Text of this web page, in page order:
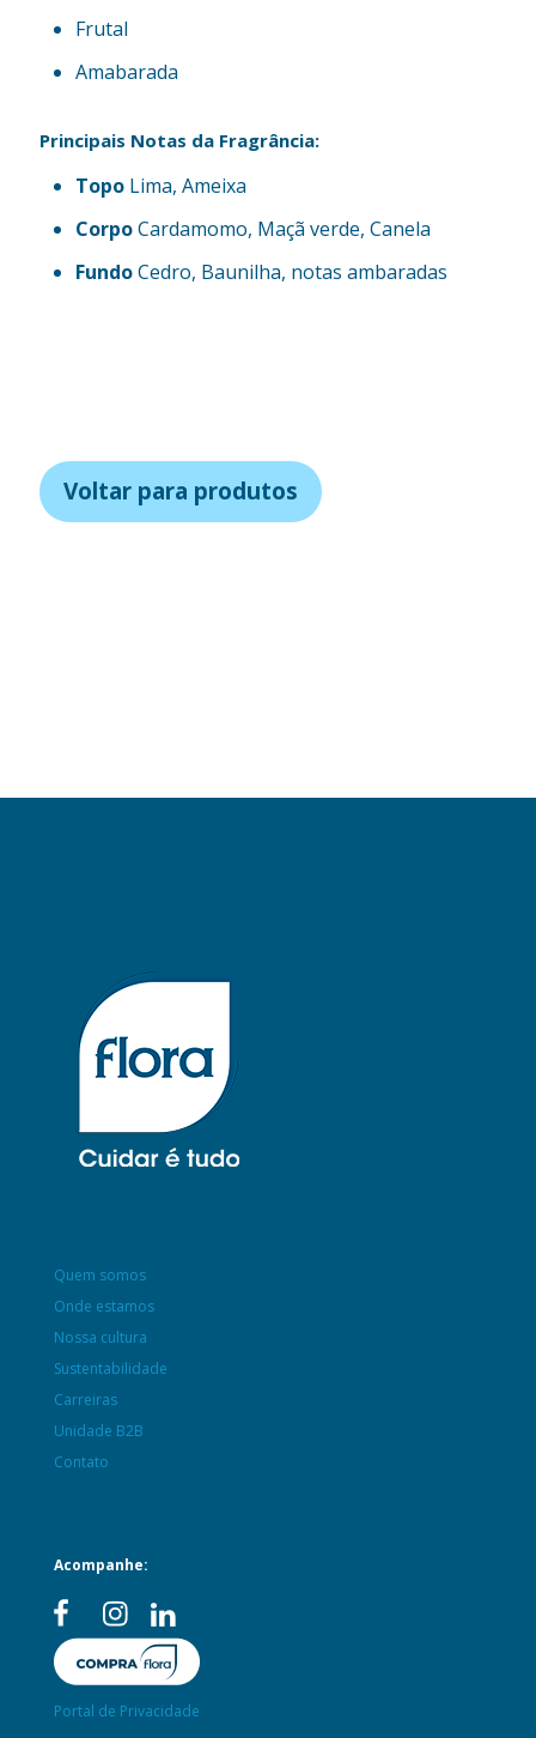
Frutal
Amabarada
Principais Notas da Fragrância:
Topo Lima, Ameixa
CorpoCardamomo, Maçã verde, Canela
FundoCedro, Baunilha, notas ambaradas
Voltar para produtos
Quem somos
Onde estamos
Nossa cultura
Sustentabilidade
Carreiras
Unidade B2B
Contato
Acompanhe:
Portal de Privacidade